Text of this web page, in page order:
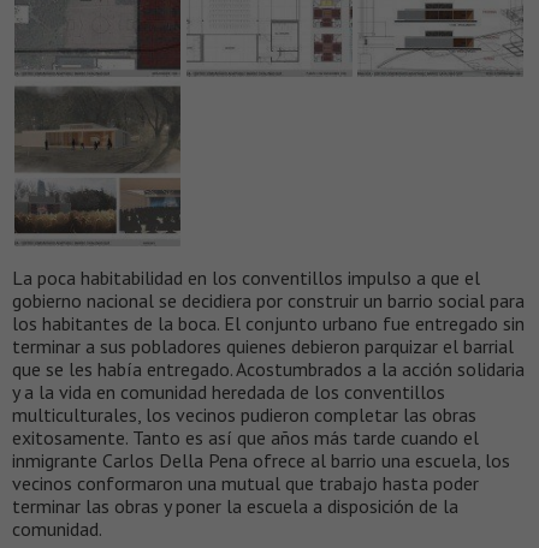
La poca habitabilidad en los conventillos impulso a que el
gobierno nacional se decidiera por construir un barrio social para
los habitantes de la boca. El conjunto urbano fue entregado sin
terminar a sus pobladores quienes debieron parquizar el barrial
que se les había entregado. Acostumbrados a la acción solidaria
y a la vida en comunidad heredada de los conventillos
multiculturales, los vecinos pudieron completar las obras
exitosamente. Tanto es así que años más tarde cuando el
inmigrante Carlos Della Pena ofrece al barrio una escuela, los
vecinos conformaron una mutual que trabajo hasta poder
terminar las obras y poner la escuela a disposición de la
comunidad.